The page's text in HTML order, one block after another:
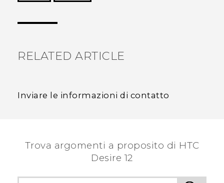
RELATED ARTICLE
Inviare le informazioni di contatto
Trova argomenti a proposito di HTC
Desire 12